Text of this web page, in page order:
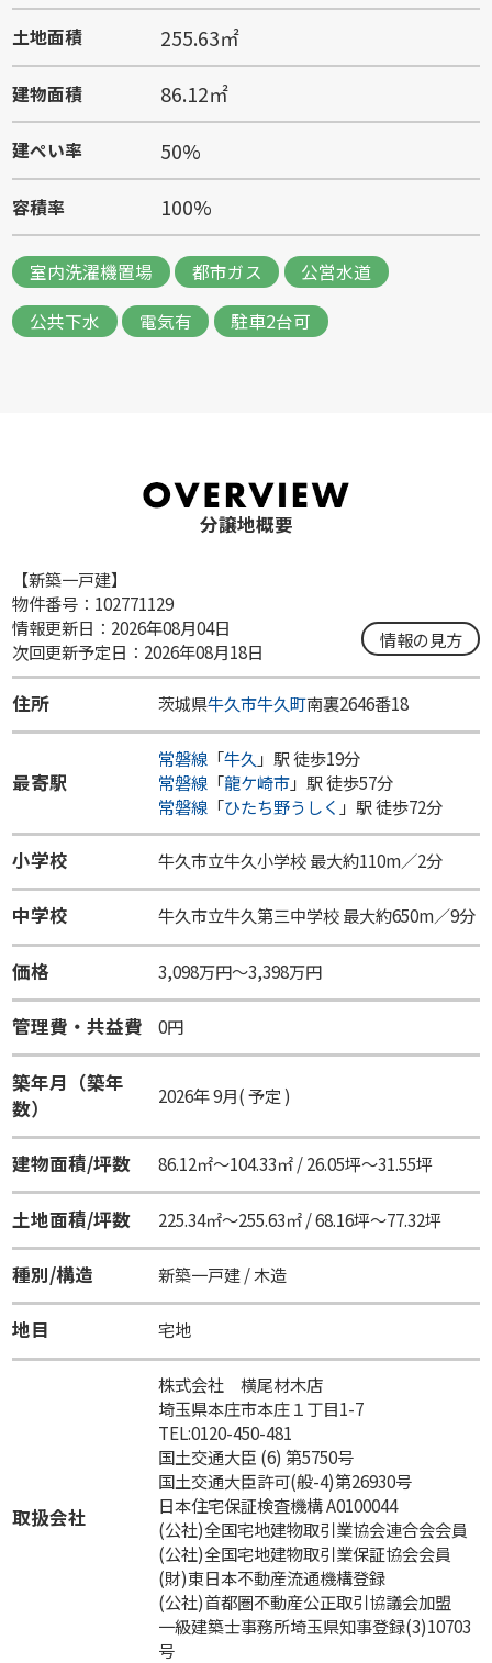
土地面積 255.63㎡
建物面積 86.12㎡
建ぺい率 50%
容積率 100%
室内洗濯機置場 都市ガス
公営水道
公共下水
電気有 駐車2台可
分譲地概要
【新築一戸建】
物件番号：102771129
情報更新日：2026年08月04日
次回更新予定日：2026年08月18日
情報の見方
住所 茨城県牛久市牛久町南裏2646番18
最寄駅
常磐線「牛久 」駅 徒歩19分
常磐線「龍ケ崎市」駅 徒歩57分
常磐線「ひたち野うしく 」駅 徒歩72分
小学校 牛久市立牛久小学校 最大約110m／2分
中学校 牛久市立牛久第三中学校 最大約650m／9分
価格 3,098万円～3,398万円
管理費・共益費 0円
築年月（築年
数）
2026年 9月( 予定 )
建物面積/坪数 86.12㎡～104.33㎡ / 26.05坪～31.55坪
土地面積/坪数 225.34㎡～255.63㎡ / 68.16坪～77.32坪
種別/構造 新築一戸建 / 木造
地目 宅地
取扱会社
株式会社 横尾材木店
埼玉県本庄市本庄１丁目1-7
TEL:0120-450-481
国土交通大臣 (6) 第5750号
国土交通大臣許可(般-4)第26930号
日本住宅保証検査機構 A0100044
(公社)全国宅地建物取引業協会連合会会員
(公社)全国宅地建物取引業保証協会会員
(財)東日本不動産流通機構登録
(公社)首都圏不動産公正取引協議会加盟
一級建築士事務所埼玉県知事登録(3)10703
号